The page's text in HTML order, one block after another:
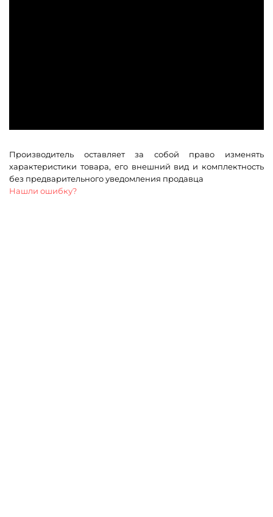
Производитель оставляет за собой право изменять
характеристики товара, его внешний вид и комплектность
без предварительного уведомления продавца
Нашли ошибку?